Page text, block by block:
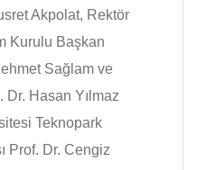
Akpolat, Rektör
Kurulu Başkan
Sağlam ve
Hasan Yılmaz
Teknopark
Prof. Dr. Cengiz